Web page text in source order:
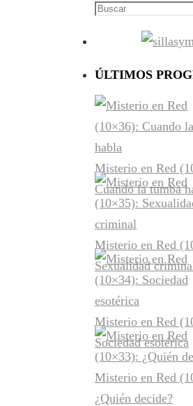
Buscar:
ÚLTIMOS
Misterio en Red
Cuando la tumba
Misterio en Red
Sexualidad
Misterio en Red
Sociedad esotérica
Misterio en Red
¿Quién decide?